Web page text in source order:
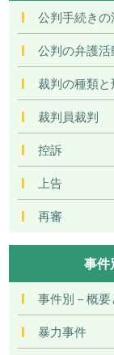
公判手続きの
公判の弁護活
裁判の種類
裁判員裁判
控訴
上告
再審
事件
事件別－概
暴力事件